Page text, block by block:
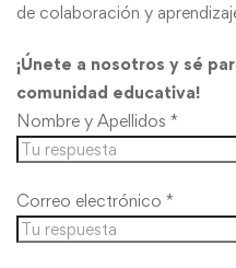
de colaboración y
¡Únete a nosotros y sé
comunidad educativa!
Nombre y Apellidos *
Correo electrónico *